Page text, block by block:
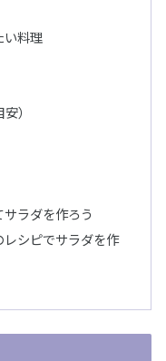
い料理
）
サラダを作ろう
シピでサラダを作